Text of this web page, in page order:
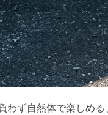
わず自然体で楽しめ